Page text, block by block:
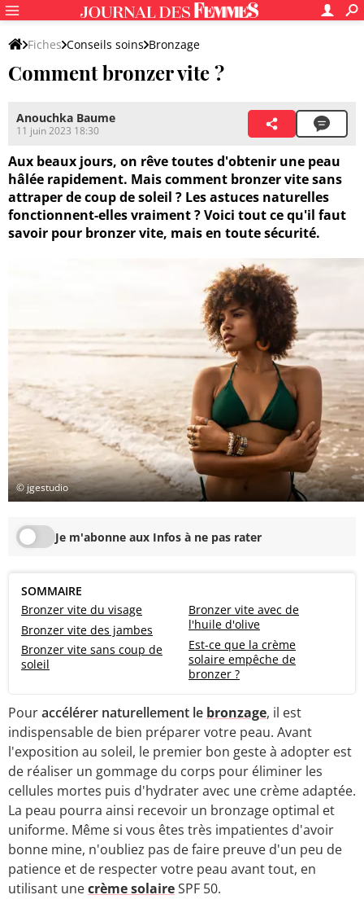
Fiches Conseils soins Bronzage
Comment bronzer vite ?
Anouchka Baume
11 juin 2023 18:30
Aux beaux jours, on rêve toutes d'obtenir une peau
hâlée rapidement. Mais comment bronzer vite sans
attraper de coup de soleil ? Les astuces naturelles
fonctionnent-elles vraiment ? Voici tout ce qu'il faut
savoir pour bronzer vite, mais en toute sécurité.
© jgestudio
Je m'abonne aux Infos à ne pas rater
SOMMAIRE
Bronzer vite du visage
Bronzer vite des jambes
Bronzer vite sans coup de
soleil
Bronzer vite avec de
l'huile d'olive
Est-ce que la crème
solaire empêche de
bronzer ?
Pouraccélérer naturellement le bronzage, il est
indispensable de bien préparer votre peau. Avant
l'exposition au soleil, le premier bon geste à adopter est
de réaliser un gommage du corps pour éliminer les
cellules mortes puis d'hydrater avec une crème adaptée.
La peau pourra ainsi recevoir un bronzage optimal et
uniforme. Même si vous êtes très impatientes d'avoir
bonne mine, n'oubliez pas de faire preuve d'un peu de
patience et de respecter votre peau avant tout, en
utilisant unecrème solaireSPF 50.